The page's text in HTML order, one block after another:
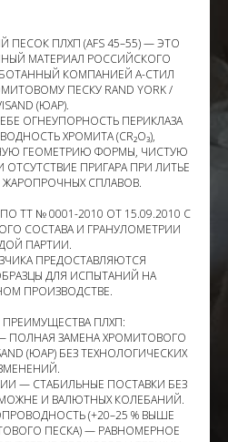
ПЛХП (AFS 45–55) — ЭТО
МАТЕРИАЛ РОССИЙСКОГО
КОМПАНИЕЙ А-СТИЛ
ПЕСКУ RAND YORK /
(ЮАР).
ОГНЕУПОРНОСТЬ ПЕРИКЛАЗА
ХРОМИТА (CR₂O₃),
ГЕОМЕТРИЮ ФОРМЫ, ЧИСТУЮ
ПРИГАРА ПРИ ЛИТЬЕ
ЖАРОПРОЧНЫХ СПЛАВОВ.
ТТ № 0001-2010 ОТ 15.09.2010 С
СОСТАВА И ГРАНУЛОМЕТРИИ
ПАРТИИ.
ПРЕДОСТАВЛЯЮТСЯ
ДЛЯ ИСПЫТАНИЙ НА
ПРОИЗВОДСТВЕ.
ПЛХП:
ПОЛНАЯ ЗАМЕНА ХРОМИТОВОГО
(ЮАР) БЕЗ ТЕХНОЛОГИЧЕСКИХ
— СТАБИЛЬНЫЕ ПОСТАВКИ БЕЗ
И ВАЛЮТНЫХ КОЛЕБАНИЙ.
(+20–25 % ВЫШЕ
ПЕСКА) — РАВНОМЕРНОЕ